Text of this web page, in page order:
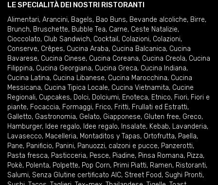
LE SPECIALITÀ DEI NOSTRI RISTORANTI
Alimentari, Arancini, Bagels, Bao Buns, Bevande alcoliche, Birre,
Brunch, Bruschette, Bubble Tea, Carne, Ceste Natalizie,
Cioccolato, Club Sandwich, Cocktail , Colazioni, Colazioni,
Conserve, Crêpes, Cucina Araba, Cucina Balcanica, Cucina
Bavarese, Cucina Cinese, Cucina Coreana, Cucina Creola, Cucina
Filippina, Cucina Georgiana, Cucina Greca, Cucina Indiana,
Cucina Latina, Cucina Libanese, Cucina Marocchina, Cucina
Messicana, Cucina Tipica Locale, Cucina Vietnamita, Cucine
Regionali, Cupcakes, Dolci, Dolciumi, Enoteca, Etnico, Fiori, Fiori e
piante, Focaccia, Formaggi, Frico, Fritti, Frullati ed Estratti,
Galletto, Gastronomia, Gelato, Giapponese, Gluten free, Greco,
Hamburger, Idee regalo, Idee regalo, Insalate, Kebab, Lavanderia,
Lavasecco, Macelleria, Montaditos y Tapas, Ortofrutta, Paella,
Pane, Panificio, Panini, Panuozzi, calzoni e pucce, Panzerotti,
Pasta fresca, Pasticceria, Pesce, Piadine, Pinsa Romana, Pizza,
Pokè, Polenta, Polpette, Pop Corn, Primi Piatti, Ramen, Ristoranti,
Salumi, Senza Glutine certificato AIC, Street Food, Sughi Pronti,